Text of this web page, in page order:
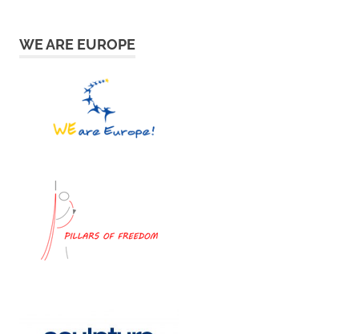
WE ARE EUROPE